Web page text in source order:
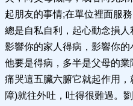
起朋友的事情;在單位裡面服
總是自私自利，起心動念損
影響你的家人得病，影響你的
他要是得病，多半是父母的業
痛哭這五臟六腑它就起作用
障)就往外吐，吐得很難過。